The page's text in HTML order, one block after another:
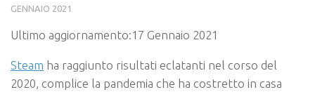
GENNAIO 2021
Ultimo aggiornamento:17 Gennaio 2021
Steam ha raggiunto risultati eclatanti nel corso del
2020, complice la pandemia che ha costretto in casa